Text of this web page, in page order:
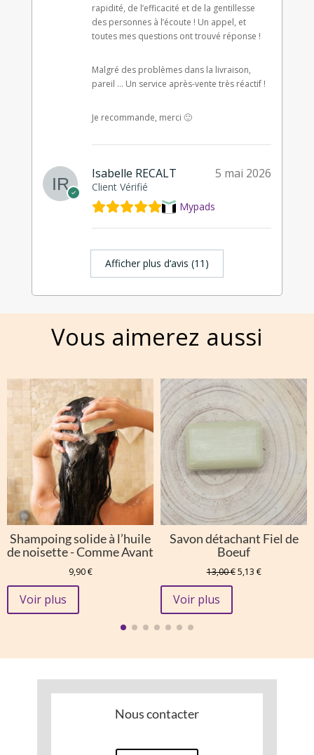
rapidité, de l’efficacité et de la gentillesse
des personnes à l’écoute ! Un appel, et
toutes mes questions ont trouvé réponse !
Malgré des problèmes dans la livraison,
pareil … Un service après-vente très réactif !
Je recommande, merci 🙂
Isabelle RECALT
Client Vérifié
5 mai 2026
Mypads
Afficher plus d‘avis (11)
Vous aimerez aussi
Shampoing solide à l’huile
de noisette - Comme Avant
9,90€
Voir plus
Savon détachant Fiel de
Boeuf
13,00€ Le
5,13 €Le
Voir plus
Nous contacter